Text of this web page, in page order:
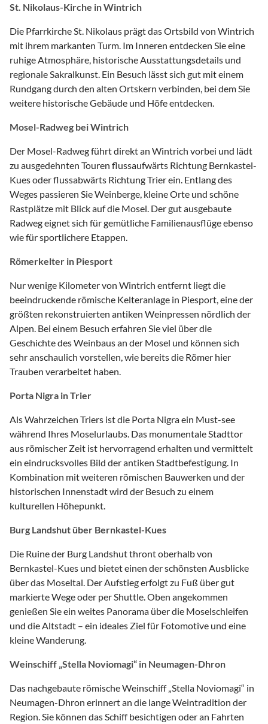
St. Nikolaus-Kirche in Wintrich
Die Pfarrkirche St. Nikolaus prägt das Ortsbild von Wintrich
mit ihrem markanten Turm. Im Inneren entdecken Sie eine
ruhige Atmosphäre, historische Ausstattungsdetails und
regionale Sakralkunst. Ein Besuch lässt sich gut mit einem
Rundgang durch den alten Ortskern verbinden, bei dem Sie
weitere historische Gebäude und Höfe entdecken.
Mosel-Radweg bei Wintrich
Der Mosel-Radweg führt direkt an Wintrich vorbei und lädt
zu ausgedehnten Touren flussaufwärts Richtung Bernkastel-
Kues oder flussabwärts Richtung Trier ein. Entlang des
Weges passieren Sie Weinberge, kleine Orte und schöne
Rastplätze mit Blick auf die Mosel. Der gut ausgebaute
Radweg eignet sich für gemütliche Familienausflüge ebenso
wie für sportlichere Etappen.
Römerkelter in Piesport
Nur wenige Kilometer von Wintrich entfernt liegt die
beeindruckende römische Kelteranlage in Piesport, eine der
größten rekonstruierten antiken Weinpressen nördlich der
Alpen. Bei einem Besuch erfahren Sie viel über die
Geschichte des Weinbaus an der Mosel und können sich
sehr anschaulich vorstellen, wie bereits die Römer hier
Trauben verarbeitet haben.
Porta Nigra in Trier
Als Wahrzeichen Triers ist die Porta Nigra ein Must-see
während Ihres Moselurlaubs. Das monumentale Stadttor
aus römischer Zeit ist hervorragend erhalten und vermittelt
ein eindrucksvolles Bild der antiken Stadtbefestigung. In
Kombination mit weiteren römischen Bauwerken und der
historischen Innenstadt wird der Besuch zu einem
kulturellen Höhepunkt.
Burg Landshut über Bernkastel-Kues
Die Ruine der Burg Landshut thront oberhalb von
Bernkastel-Kues und bietet einen der schönsten Ausblicke
über das Moseltal. Der Aufstieg erfolgt zu Fuß über gut
markierte Wege oder per Shuttle. Oben angekommen
genießen Sie ein weites Panorama über die Moselschleifen
und die Altstadt – ein ideales Ziel für Fotomotive und eine
kleine Wanderung.
Weinschiff „Stella Noviomagi“ in Neumagen-Dhron
Das nachgebaute römische Weinschiff „Stella Noviomagi“ in
Neumagen-Dhron erinnert an die lange Weintradition der
Region. Sie können das Schiff besichtigen oder an Fahrten